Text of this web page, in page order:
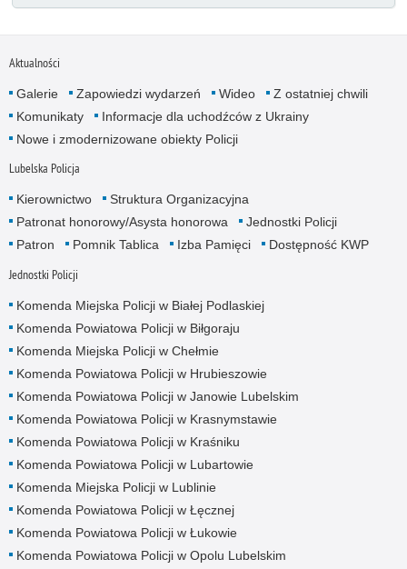
Aktualności
Galerie Zapowiedzi wydarzeń Wideo
Z ostatniej chwili
Komunikaty
Informacje dla uchodźców z Ukrainy
Nowe i zmodernizowane obiekty Policji
Lubelska Policja
Kierownictwo
Struktura Organizacyjna
Patronat honorowy/Asysta honorowa
Jednostki Policji
Patron
Pomnik Tablica Izba Pamięci Dostępność KWP
Jednostki Policji
Komenda Miejska Policji w Białej Podlaskiej
Komenda Powiatowa Policji w Biłgoraju
Komenda Miejska Policji w Chełmie
Komenda Powiatowa Policji w Hrubieszowie
Komenda Powiatowa Policji w Janowie Lubelskim
Komenda Powiatowa Policji w Krasnymstawie
Komenda Powiatowa Policji w Kraśniku
Komenda Powiatowa Policji w Lubartowie
Komenda Miejska Policji w Lublinie
Komenda Powiatowa Policji w Łęcznej
Komenda Powiatowa Policji w Łukowie
Komenda Powiatowa Policji w Opolu Lubelskim